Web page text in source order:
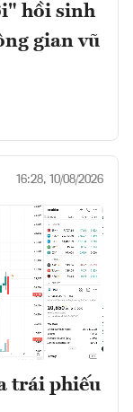
hồi sinh
gian vũ
16:28, 10/08/2026
trái phiếu